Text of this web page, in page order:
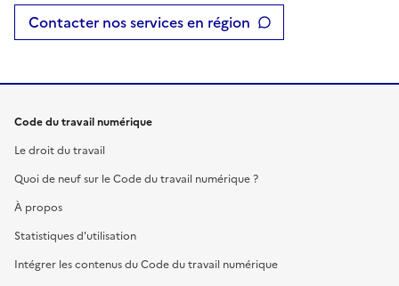
Contacter nos services en région
Code du travail numérique
Le droit du travail
Quoi de neuf sur le Code du travail numérique ?
À propos
Statistiques d'utilisation
Intégrer les contenus du Code du travail numérique